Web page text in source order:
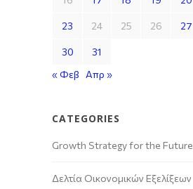
23 24 25 26 27
30
31
« Φεβ
Απρ »
CATEGORIES
Growth Strategy for the Future
Δελτία Οικονομικών Εξελίξεων